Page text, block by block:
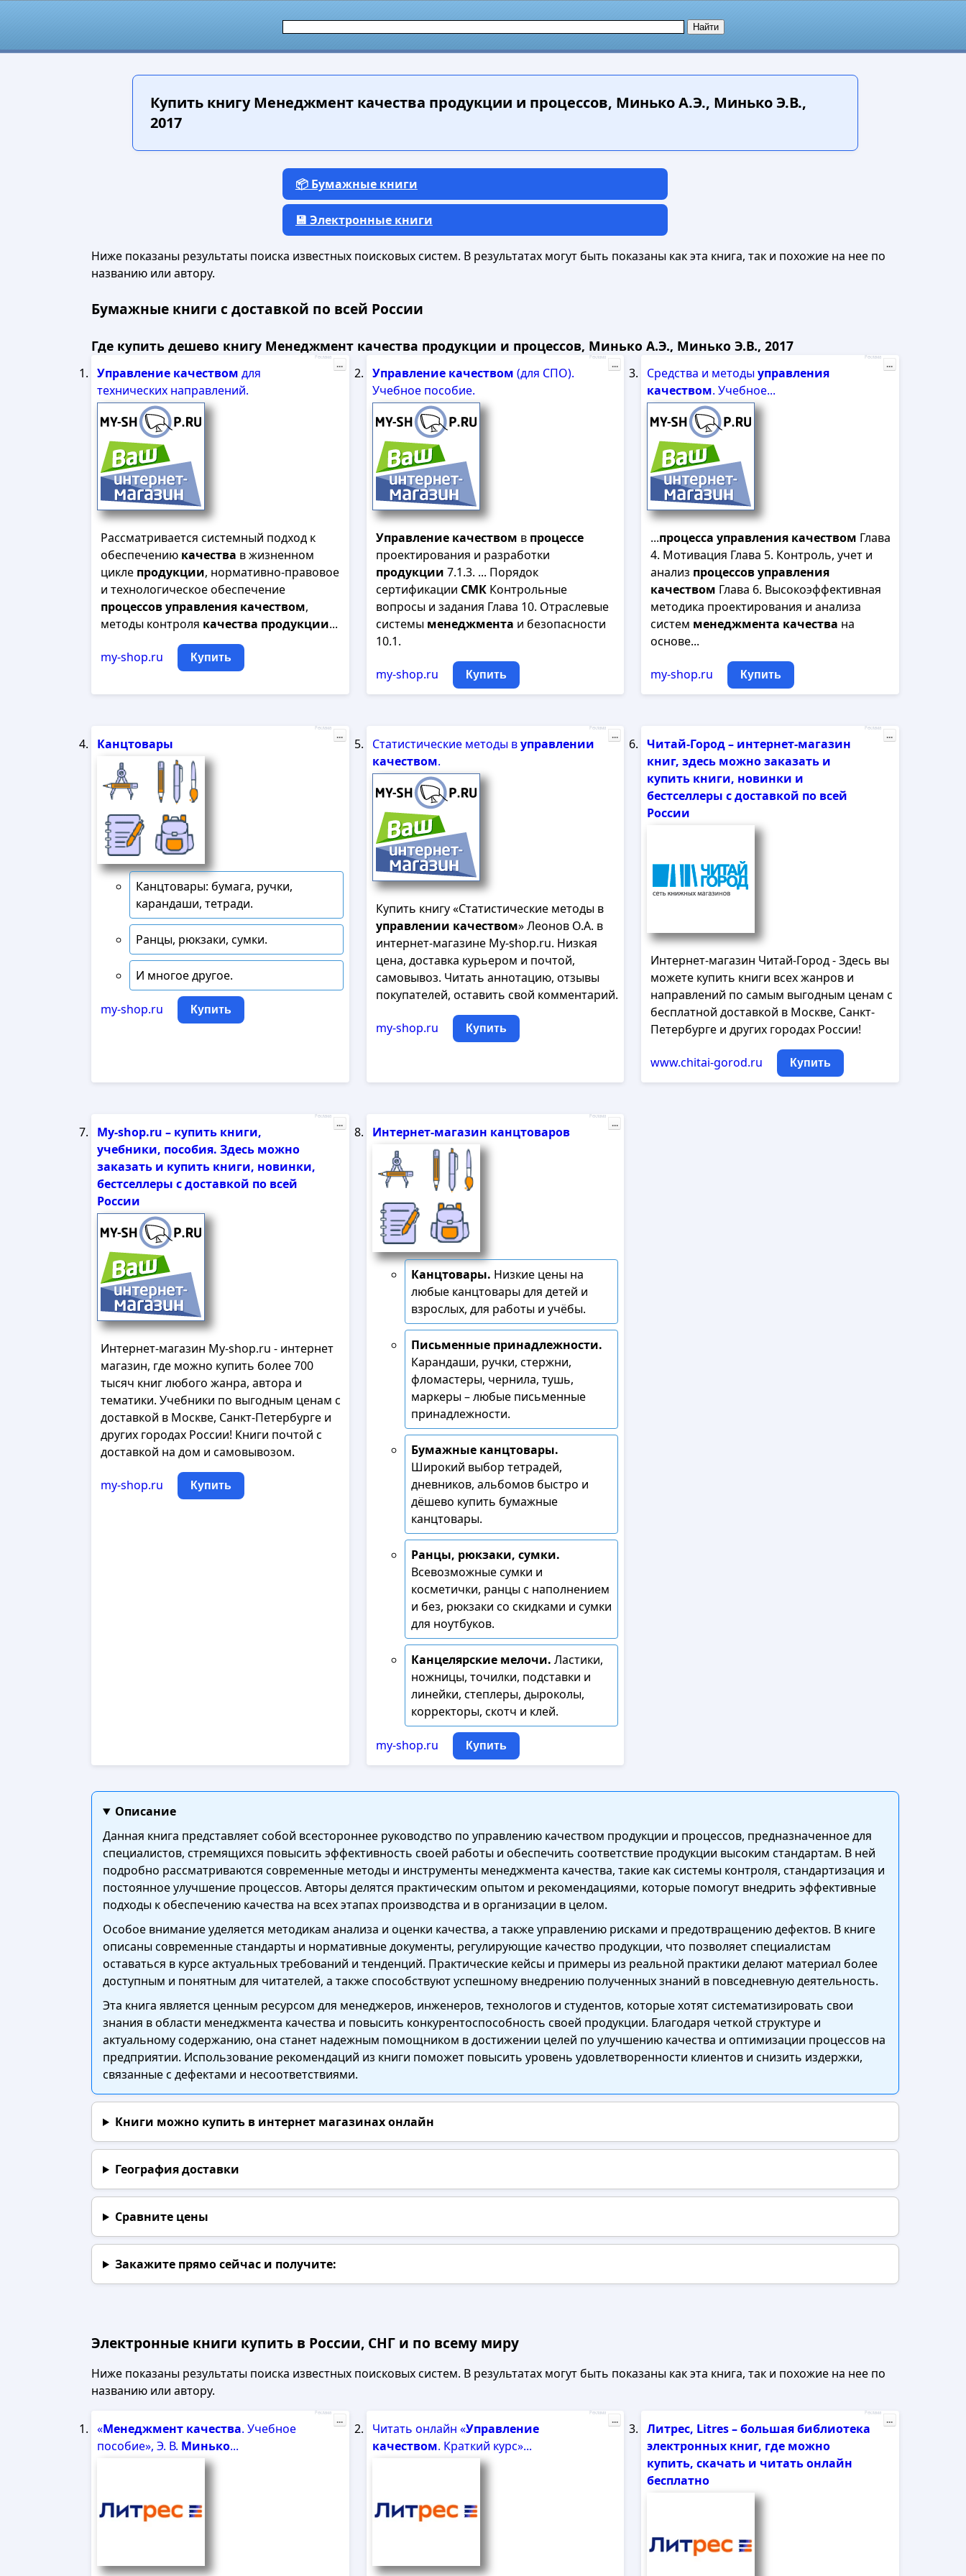
Купить книгуМенеджмент качества продукции и процессов, Минько А.Э., Минько Э.В.,
2017
📦 Бумажные книги
💾 Электронные книги
Ниже показаны результаты поиска известных поисковых систем. В результатах могут быть показаны как эта книга, так и похожие на нее по
названию или автору.
Бумажные книги с доставкой по всей России
Где купить дешево книгу Менеджмент качества продукции и процессов, Минько А.Э., Минько Э.В., 2017
Управление качеством для
технических направлений.
Рассматривается системный подход к
обеспечению качества в жизненном
цикле продукции, нормативно-правовое
и технологическое обеспечение
процессовуправления качеством,
методы контроля качества продукции...
my-shop.ru Купить
Реклама
...
Управление качеством (для СПО).
Учебное пособие.
Управление качеством в процессе
проектирования и разработки
продукции 7.1.3. ... Порядок
сертификации СМККонтрольные
вопросы и задания Глава 10. Отраслевые
системы менеджмента и безопасности
10.1.
my-shop.ru Купить
Реклама
...
Средства и методыуправления
качеством. Учебное...
...процесса управления качеством Глава
4. Мотивация Глава 5. Контроль, учет и
анализ процессовуправления
качеством Глава 6. Высокоэффективная
методика проектирования и анализа
систем менеджмента качества на
основе...
my-shop.ru Купить
Реклама
...
Канцтовары
Канцтовары: бумага, ручки,
карандаши, тетради.
Ранцы, рюкзаки, сумки.
И многое другое.
my-shop.ru Купить
Реклама
...
Статистические методы вуправлении
качеством.
Купить книгу «Статистические методы в
управлении качеством» Леонов О.А. в
интернет-магазине My-shop.ru. Низкая
цена, доставка курьером и почтой,
самовывоз. Читать аннотацию, отзывы
покупателей, оставить свой комментарий.
my-shop.ru Купить
Реклама
...
Читай-Город – интернет-магазин
книг, здесь можно заказать и
купить книги, новинки и
бестселлеры с доставкой по всей
России
Интернет-магазин Читай-Город - Здесь вы
можете купить книги всех жанров и
направлений по самым выгодным ценам с
бесплатной доставкой в Москве, Санкт-
Петербурге и других городах России!
www.chitai-gorod.ru Купить
Реклама
...
My-shop.ru – купить книги,
учебники, пособия. Здесь можно
заказать и купить книги, новинки,
бестселлеры с доставкой по всей
России
Интернет-магазин My-shop.ru - интернет
магазин, где можно купить более 700
тысяч книг любого жанра, автора и
тематики. Учебники по выгодным ценам с
доставкой в Москве, Санкт-Петербурге и
других городах России! Книги почтой с
доставкой на дом и самовывозом.
my-shop.ru Купить
Реклама
...
Интернет-магазин канцтоваров
Канцтовары. Низкие цены на
любые канцтовары для детей и
взрослых, для работы и учёбы.
Письменные принадлежности.
Карандаши, ручки, стержни,
фломастеры, чернила, тушь,
маркеры – любые письменные
принадлежности.
Бумажные канцтовары.
Широкий выбор тетрадей,
дневников, альбомов быстро и
дёшево купить бумажные
канцтовары.
Ранцы, рюкзаки, сумки.
Всевозможные сумки и
косметички, ранцы с наполнением
и без, рюкзаки со скидками и сумки
для ноутбуков.
Канцелярские мелочи. Ластики,
ножницы, точилки, подставки и
линейки, степлеры, дыроколы,
корректоры, скотч и клей.
my-shop.ru Купить
Реклама
...
Описание
Данная книга представляет собой всестороннее руководство по управлению качеством продукции и процессов, предназначенное для
специалистов, стремящихся повысить эффективность своей работы и обеспечить соответствие продукции высоким стандартам. В ней
подробно рассматриваются современные методы и инструменты менеджмента качества, такие как системы контроля, стандартизация и
постоянное улучшение процессов. Авторы делятся практическим опытом и рекомендациями, которые помогут внедрить эффективные
подходы к обеспечению качества на всех этапах производства и в организации в целом.
Особое внимание уделяется методикам анализа и оценки качества, а также управлению рисками и предотвращению дефектов. В книге
описаны современные стандарты и нормативные документы, регулирующие качество продукции, что позволяет специалистам
оставаться в курсе актуальных требований и тенденций. Практические кейсы и примеры из реальной практики делают материал более
доступным и понятным для читателей, а также способствуют успешному внедрению полученных знаний в повседневную деятельность.
Эта книга является ценным ресурсом для менеджеров, инженеров, технологов и студентов, которые хотят систематизировать свои
знания в области менеджмента качества и повысить конкурентоспособность своей продукции. Благодаря четкой структуре и
актуальному содержанию, она станет надежным помощником в достижении целей по улучшению качества и оптимизации процессов на
предприятии. Использование рекомендаций из книги поможет повысить уровень удовлетворенности клиентов и снизить издержки,
связанные с дефектами и несоответствиями.
Книги можно купить в интернет магазинах онлайн
География доставки
Сравните цены
Закажите прямо сейчаси получите:
Электронные книги купить в России, СНГ и по всему миру
Ниже показаны результаты поиска известных поисковых систем. В результатах могут быть показаны как эта книга, так и похожие на нее по
названию или автору.
«Менеджмент качества. Учебное
пособие», Э. В. Минько...
Реклама
...
Читать онлайн «Управление
качеством. Краткий курс»...
Реклама
...
Литрес, Litres – большая библиотека
электронных книг, где можно
купить, скачать и читать онлайн
бесплатно
Реклама
...